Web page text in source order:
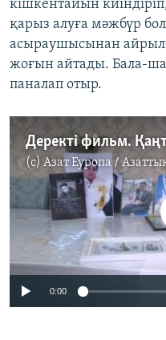
кішкентайын
қарыз алуға мәжбүр
асыраушысынан
жоғын айтады. Бала-
паналап отыр.
(c) Азат Еуропа /
No media
0:00